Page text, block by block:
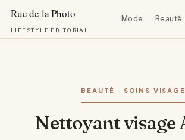
LIFESTYLE ÉDITORIAL
Mode Beauté
BEAUTÉ · SOINS VISAGE
Nettoyant visage